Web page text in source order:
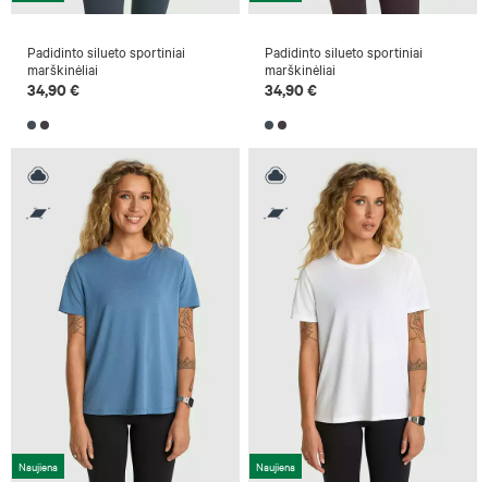
Padidinto silueto sportiniai
marškinėliai
34,90 €
Padidinto silueto sportiniai
marškinėliai
34,90 €
Naujiena Naujiena